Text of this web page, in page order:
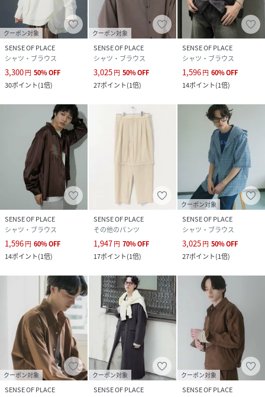
クーポン対象
SENSE OF PLACE
シャツ・ブラウス
3,300円 50%OFF
30ポイント(1倍)
クーポン対象
SENSE OF PLACE
シャツ・ブラウス
3,025円 50%OFF
27ポイント(1倍)
SENSE OF PLACE
シャツ・ブラウス
1,596円 60%OFF
14ポイント(1倍)
SENSE OF PLACE
シャツ・ブラウス
1,596円 60%OFF
14ポイント(1倍)
SENSE OF PLACE
その他のパンツ
1,947円 70%OFF
17ポイント(1倍)
クーポン対象
SENSE OF PLACE
シャツ・ブラウス
3,025円 50%OFF
27ポイント(1倍)
クーポン対象
SENSE OF PLACE
クーポン対象
SENSE OF PLACE
クーポン対象
SENSE OF PLACE